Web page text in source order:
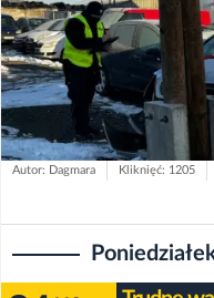
Autor: Dagmara Kliknięć: 1205